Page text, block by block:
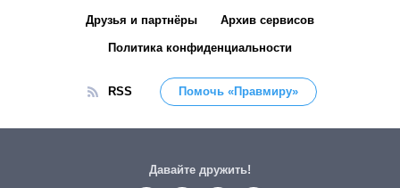
Друзья и партнёры Архив сервисов
Политика конфиденциальности
RSS Помочь «Правмиру»
Давайте дружить!